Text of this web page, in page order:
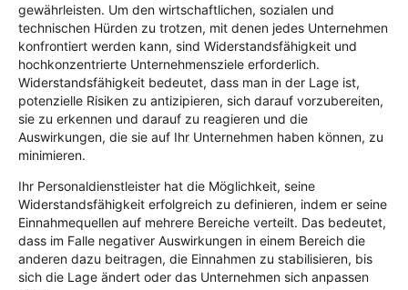
gewährleisten. Um den wirtschaftlichen, sozialen und
technischen Hürden zu trotzen, mit denen jedes Unternehmen
konfrontiert werden kann, sind Widerstandsfähigkeit und
hochkonzentrierte Unternehmensziele erforderlich.
Widerstandsfähigkeit bedeutet, dass man in der Lage ist,
potenzielle Risiken zu antizipieren, sich darauf vorzubereiten,
sie zu erkennen und darauf zu reagieren und die
Auswirkungen, die sie auf Ihr Unternehmen haben können, zu
minimieren.
Ihr Personaldienstleister hat die Möglichkeit, seine
Widerstandsfähigkeit erfolgreich zu definieren, indem er seine
Einnahmequellen auf mehrere Bereiche verteilt. Das bedeutet,
dass im Falle negativer Auswirkungen in einem Bereich die
anderen dazu beitragen, die Einnahmen zu stabilisieren, bis
sich die Lage ändert oder das Unternehmen sich anpassen